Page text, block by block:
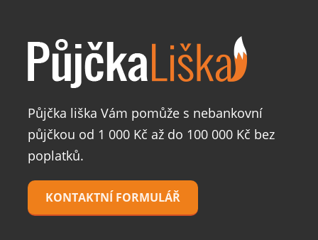
Půjčka liška Vám pomůže s nebankovní
půjčkou od 1 000 Kč až do 100 000 Kč bez
poplatků.
KONTAKTNÍ FORMULÁŘ